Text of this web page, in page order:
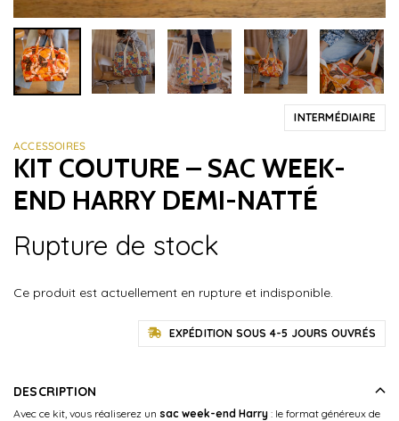
INTERMÉDIAIRE
ACCESSOIRES
KIT COUTURE – SAC WEEK-
END HARRY DEMI-NATTÉ
Rupture de stock
Ce produit est actuellement en rupture et indisponible.
EXPÉDITION SOUS 4-5 JOURS OUVRÉS
DESCRIPTION
Avec ce kit, vous réaliserez un sac week-end Harry : le format généreux de